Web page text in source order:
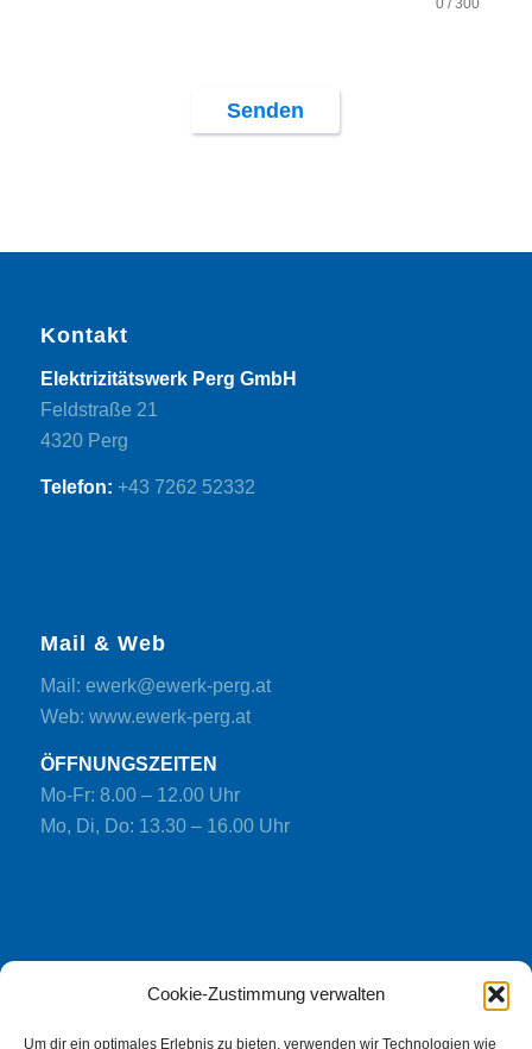
Cookie-Zustimmung verwalten
Um dir ein optimales Erlebnis zu bieten, verwenden wir Technologien wie
0 / 300
Senden
Kontakt
Elektrizitätswerk Perg GmbH
Feldstraße 21
4320 Perg
Telefon: +43 7262 52332
Mail & Web
Mail: ewerk@ewerk-perg.at
Web: www.ewerk-perg.at
ÖFFNUNGSZEITEN
Mo-Fr: 8.00 – 12.00 Uhr
Mo, Di, Do: 13.30 – 16.00 Uhr